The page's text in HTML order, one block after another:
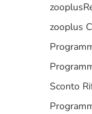
zooplus
Sconto